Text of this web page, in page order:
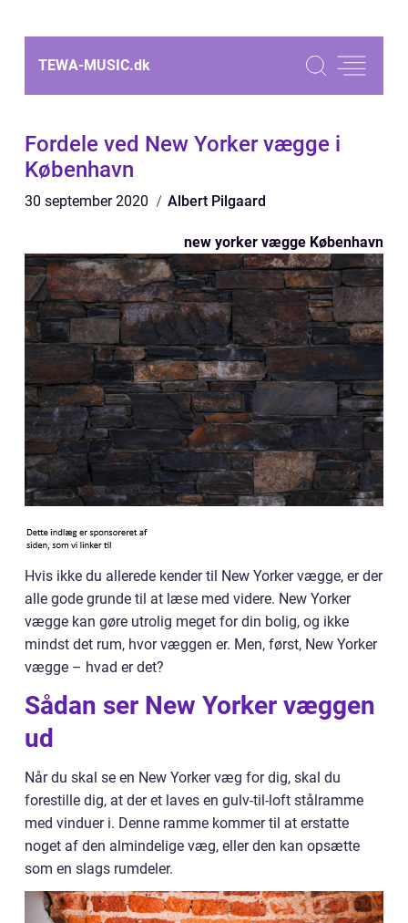
TEWA-MUSIC.dk
Fordele ved New Yorker vægge i
København
30 september 2020 Albert Pilgaard
new yorker vægge København
Hvis ikke du allerede kender til New Yorker vægge, er der
alle gode grunde til at læse med videre. New Yorker
vægge kan gøre utrolig meget for din bolig, og ikke
mindst det rum, hvor væggen er. Men, først, New Yorker
vægge – hvad er det?
Sådan ser New Yorker væggen
ud
Når du skal se en New Yorker væg for dig, skal du
forestille dig, at der et laves en gulv-til-loft stålramme
med vinduer i. Denne ramme kommer til at erstatte
noget af den almindelige væg, eller den kan opsætte
som en slags rumdeler.